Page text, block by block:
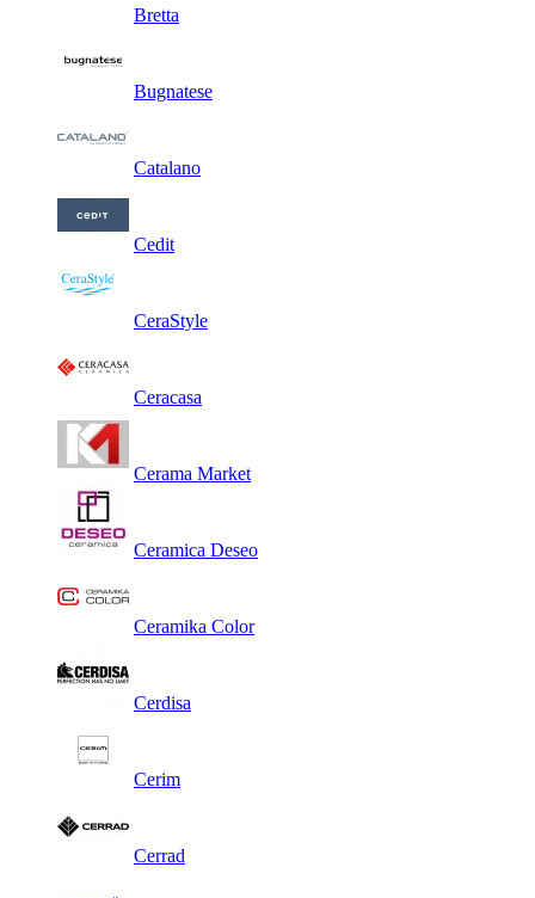
Bretta
Bugnatese
Catalano
Cedit
CeraStyle
Ceracasa
Cerama Market
Ceramica Deseo
Ceramika Color
Cerdisa
Cerim
Cerrad